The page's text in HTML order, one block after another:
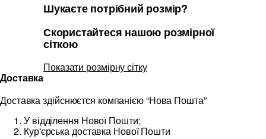
Шукаєте потрібний розмір?
Скористайтеся нашою розмірної
сіткою
Показати розмірну сітку
Доставка
Доставка здійснюєтся компанією “Нова Пошта”
У відділення Нової Пошти;
Кур'єрська доставка Нової Пошти